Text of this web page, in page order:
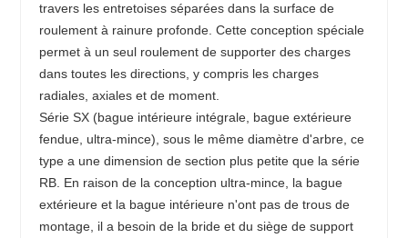
travers les entretoises séparées dans la surface de
roulement à rainure profonde. Cette conception spéciale
permet à un seul roulement de supporter des charges
dans toutes les directions, y compris les charges
radiales, axiales et de moment.
Série SX (bague intérieure intégrale, bague extérieure
fendue, ultra-mince), sous le même diamètre d'arbre, ce
type a une dimension de section plus petite que la série
RB. En raison de la conception ultra-mince, la bague
extérieure et la bague intérieure n'ont pas de trous de
montage, il a besoin de la bride et du siège de support